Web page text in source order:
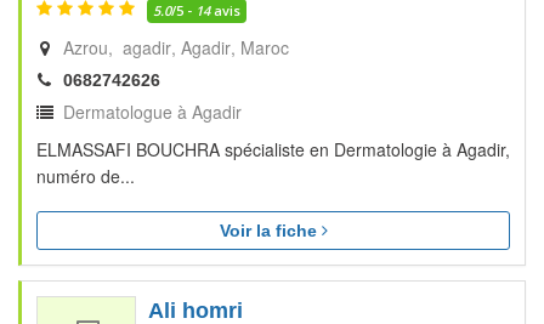
5.0/5 - 14avis
Azrou, agadir Agadir Maroc
0682742626
Dermatologue à Agadir
ELMASSAFI BOUCHRA spécialiste en Dermatologie à Agadir,
numéro de...
Voir la fiche
Ali homri